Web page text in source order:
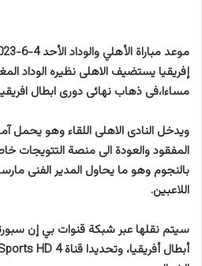
إفريقيا يستضيف الاهلى نظيره الوداد
مساءا،فى ذهاب نهائى دورى ابطال
ويدخل النادى الاهلى اللقاء وهو يحمل
المفقود والعودة الى منصة التتويجات
بالنجوم وهو ما يحاول المدير الفنى
اللاعبين.
سيتم نقلها عبر شبكة قنوات بي إن